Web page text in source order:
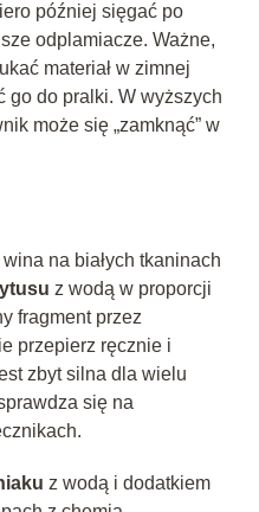
później sięgać po
odplamiacze. Ważne,
materiał w zimnej
go do pralki. W wyższych
może się „zamknąć” w
na białych tkaninach
z wodą w proporcji
fragment przez
przepierz ręcznie i
zbyt silna dla wielu
się na
z wodą i dodatkiem